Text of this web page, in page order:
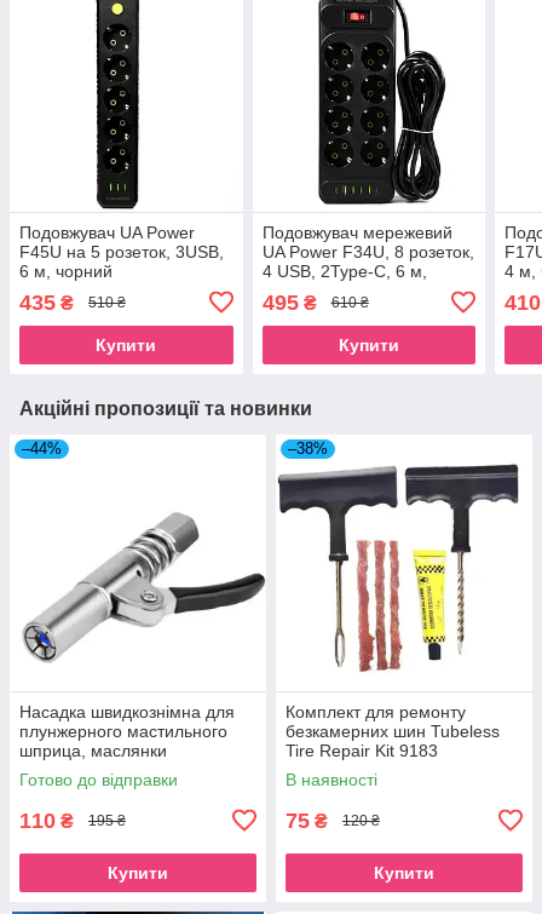
Подовжувач UA Power
F45U на 5 розеток, 3USB,
6 м, чорний
435 ₴ 510 ₴
Купити
Подовжувач мережевий
UA Power F34U, 8 розеток,
4 USB, 2Type-C, 6 м,
495₴ 610 ₴
Купити
4 м,
410
Акційні пропозиції та новинки
–44%
Насадка швидкознімна для
плунжерного мастильного
шприца, маслянки
Готово до відправки
110 ₴ 195 ₴
Купити
–38%
Комплект для ремонту
безкамерних шин Tubeless
Tire Repair Kit 9183
В наявності
75 ₴ 120 ₴
Купити